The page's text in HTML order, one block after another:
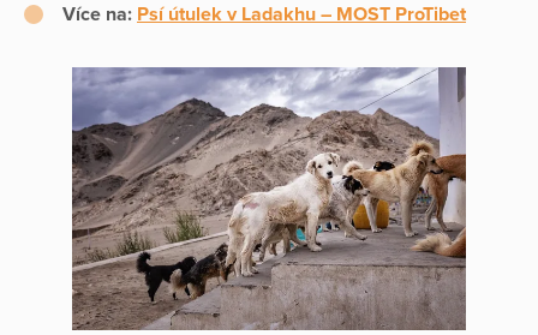
Více na: Psí útulek v Ladakhu – MOST ProTibet